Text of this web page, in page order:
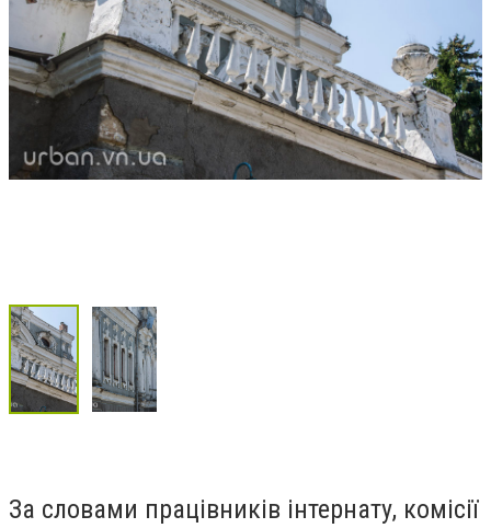
За словами працівників інтернату, комісії